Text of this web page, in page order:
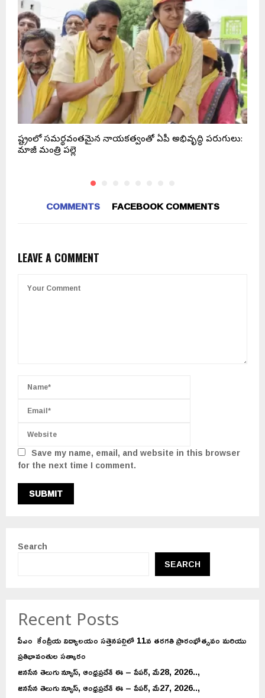
రాష్ట్రంలో సమర్థవంతమైన నాయకత్వంతో ఏపీ అభివృద్ధి పరుగులు:
మాజీ మంత్రి పల్లె
COMMENTS FACEBOOK COMMENTS
LEAVE A COMMENT
Save my name, email, and website in this browser
for the next time I comment.
Search
SEARCH
Recent Posts
పీఎం కేంద్రీయ విద్యాలయం సత్తెనపల్లిలో 11వ తరగతి ప్రారంభోత్సవం మరియు
ప్రతిభావంతుల సత్కారం
జనసేన తెలుగు న్యూస్, ఆంధ్రప్రదేశ్ ఈ – పేపర్, మే28, 2026..,
జనసేన తెలుగు న్యూస్, ఆంధ్రప్రదేశ్ ఈ – పేపర్, మే27, 2026..,